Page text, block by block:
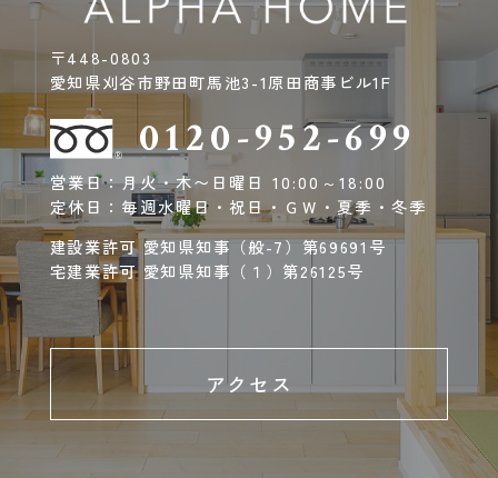
〒448-0803
愛知県刈谷市野田町馬池3-1原田商事ビル1F
0120-952-699
営業日：月火・木〜日曜日 10:00～18:00
定休日：毎週水曜日・祝日・ＧＷ・夏季・冬季
建設業許可 愛知県知事（般-7）第69691号
宅建業許可 愛知県知事（１）第26125号
アクセス